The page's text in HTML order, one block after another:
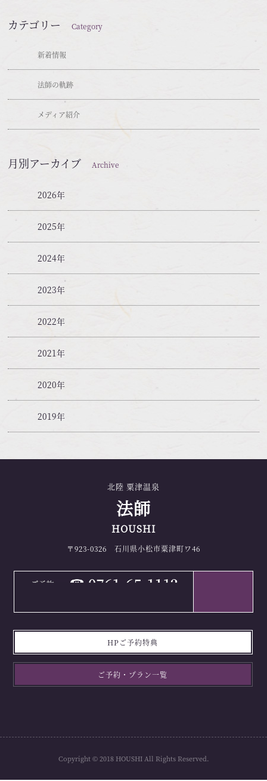
カテゴリーCategory
新着情報
法師の軌跡
メディア紹介
月別アーカイブArchive
2026年
2025年
2024年
2023年
2022年
2021年
2020年
2019年
北陸 粟津温泉
法師
HOUSHI
〒923-0326 石川県小松市粟津町ワ46
HPご予約特典
ご予約・プラン一覧